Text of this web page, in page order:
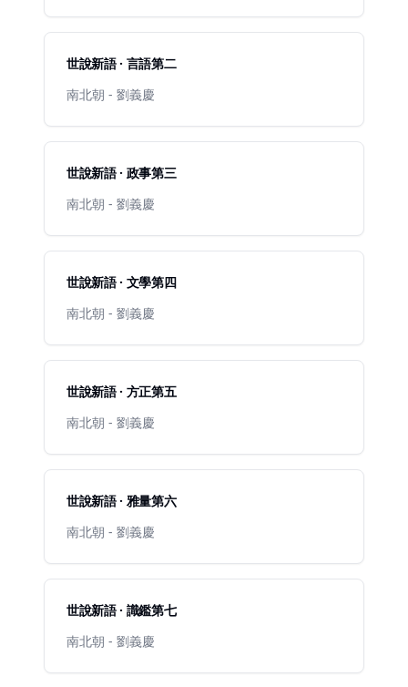
世說新語 · 言語第二
南北朝 - 劉義慶
世說新語 · 政事第三
南北朝 - 劉義慶
世說新語 · 文學第四
南北朝 - 劉義慶
世說新語 · 方正第五
南北朝 - 劉義慶
世說新語 · 雅量第六
南北朝 - 劉義慶
世說新語 · 識鑑第七
南北朝 - 劉義慶